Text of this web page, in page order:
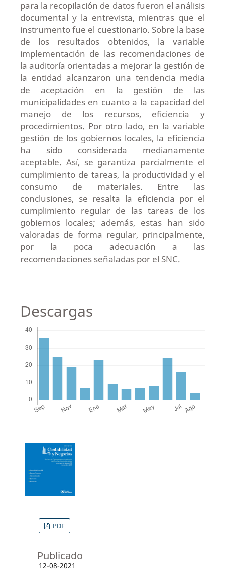
para la recopilación de datos fueron el análisis
documental y la entrevista, mientras que el
instrumento fue el cuestionario. Sobre la base
de los resultados obtenidos, la variable
implementación de las recomendaciones de
la auditoría orientadas a mejorar la gestión de
la entidad alcanzaron una tendencia media
de aceptación en la gestión de las
municipalidades en cuanto a la capacidad del
manejo de los recursos, eficiencia y
procedimientos. Por otro lado, en la variable
gestión de los gobiernos locales, la eficiencia
ha sido considerada medianamente
aceptable. Así, se garantiza parcialmente el
cumplimiento de tareas, la productividad y el
consumo de materiales. Entre las
conclusiones, se resalta la eficiencia por el
cumplimiento regular de las tareas de los
gobiernos locales; además, estas han sido
valoradas de forma regular, principalmente,
por la poca adecuación a las
recomendaciones señaladas por el SNC.
Descargas
PDF
Publicado
12-08-2021